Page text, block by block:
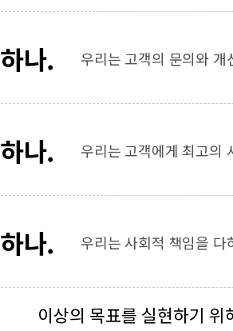
하나. 우리는 고객의 문의와 개
하나. 우리는 고객에게 최고의
하나. 우리는 사회적 책임을
이상의 목표를 실현하기